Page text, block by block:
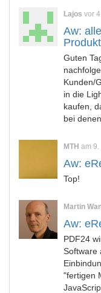
Lajos vor
Aw:
Guten
Kunden/
in die
kaufen,
bei
MTH am 9.
Aw:
Top!
Martin
Aw:
PDF24
Software
"fertigen